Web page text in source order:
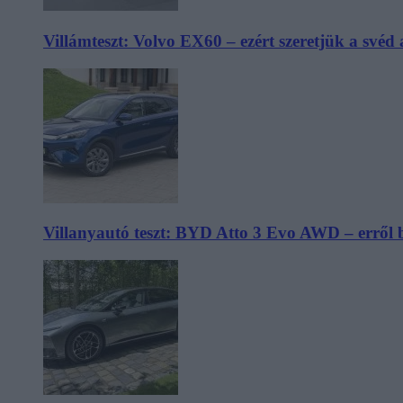
Villámteszt: Volvo EX60 – ezért szeretjük a svéd
Villanyautó teszt: BYD Atto 3 Evo AWD – erről